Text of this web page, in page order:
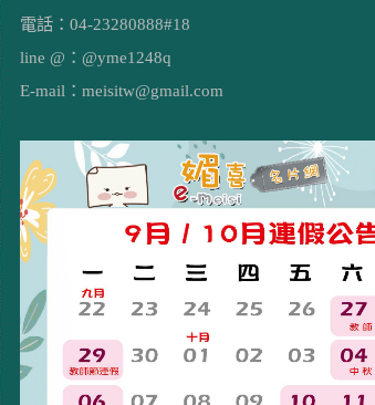
電話：04-23280888#18
line @：@yme1248q
E-mail：meisitw@gmail.com